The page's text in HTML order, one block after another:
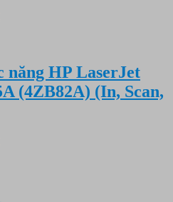
4.690.000 ₫.HP LaserJet
(4ZB82A) (In, Scan,